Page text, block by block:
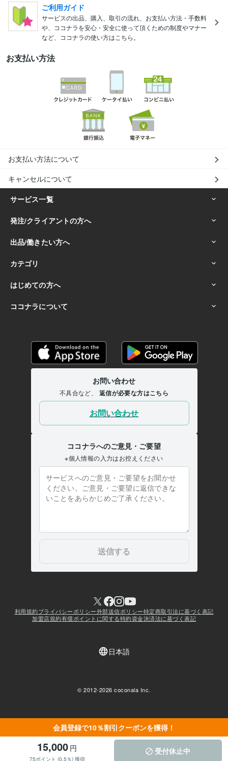
会員登録で10％割引クーポンを獲得！
15,000 円
75ポイント (0.5％) 獲得
受付休止中
ご利用ガイド
サービスの出品、購入、取引の流れ、お支払い方法・手数料
や、ココナラを安心・安全に使って頂くための制度やマナー
など、ココナラの使い方はこちら。
お支払い方法
お支払い方法について
キャンセルについて